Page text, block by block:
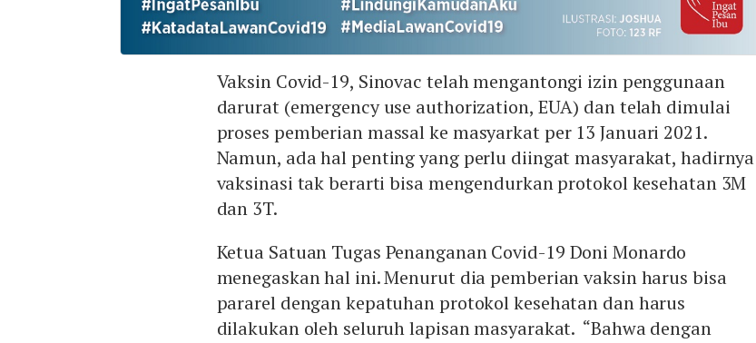
Vaksin Covid-19, Sinovac telah mengantongi izin penggunaan
darurat (emergency use authorization, EUA) dan telah dimulai
proses pemberian massal ke masyarkat per 13 Januari 2021.
Namun, ada hal penting yang perlu diingat masyarakat, hadirnya
vaksinasi tak berarti bisa mengendurkan protokol kesehatan 3M
dan 3T.
Ketua Satuan Tugas Penanganan Covid-19 Doni Monardo
menegaskan hal ini. Menurut dia pemberian vaksin harus bisa
pararel dengan kepatuhan protokol kesehatan dan harus
dilakukan oleh seluruh lapisan masyarakat. “Bahwa dengan